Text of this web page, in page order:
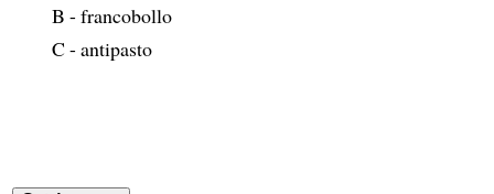
B - francobollo
C - antipasto